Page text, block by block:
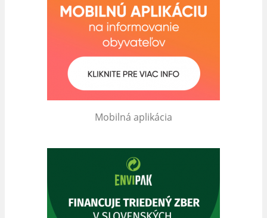
Mobilná aplikácia